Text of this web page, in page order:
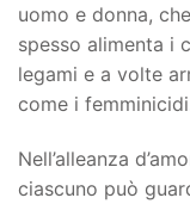
uomo e donna,
spesso alimenta i
legami e a volte
come i
Nell’alleanza
ciascuno può